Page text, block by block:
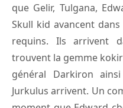
que Gelir, Tulgana,
Skull kid avancent
requins. Ils arrivent
trouvent la gemme
général Darkiron
Jurkulus arrivent. Un